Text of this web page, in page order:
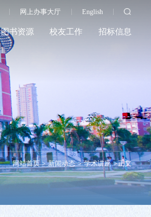
网上办事大厅 English
图书资源 校友工作 招标信息
网站首页 > 新闻动态 > 学术讲座 >正文